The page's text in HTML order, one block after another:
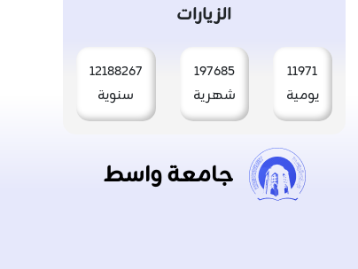
الزيارات
11971
يومية
197685
شهرية
12188267
سنوية
جامعة واسط